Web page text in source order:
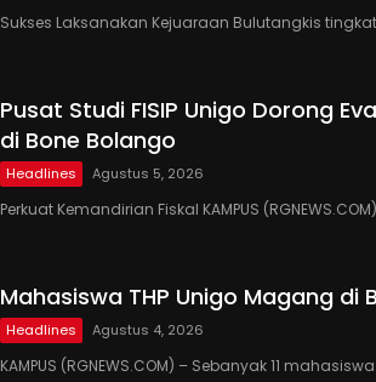
Sukses Laksanakan Kejuaraan Bulutangkis
Pusat Studi FISIP Unigo Dorong
di Bone Bolango
Headlines Agustus 5, 2026
Perkuat Kemandirian Fiskal KAMPUS
Mahasiswa THP Unigo Magang di
Headlines Agustus 4, 2026
KAMPUS (RGNEWS.COM) – Sebanyak 11